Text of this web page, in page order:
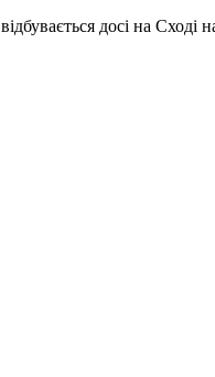
досі на